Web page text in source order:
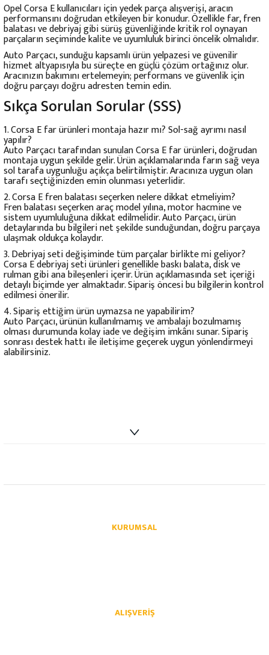
Opel Corsa E kullanıcıları için yedek parça alışverişi, aracın
performansını doğrudan etkileyen bir konudur. Özellikle far, fren
balatası ve debriyaj gibi sürüş güvenliğinde kritik rol oynayan
parçaların seçiminde kalite ve uyumluluk birinci öncelik olmalıdır.
Auto Parçacı, sunduğu kapsamlı ürün yelpazesi ve güvenilir
hizmet altyapısıyla bu süreçte en güçlü çözüm ortağınız olur.
Aracınızın bakımını ertelemeyin; performans ve güvenlik için
doğru parçayı doğru adresten temin edin.
Sıkça Sorulan Sorular (SSS)
1. Corsa E far ürünleri montaja hazır mı? Sol-sağ ayrımı nasıl
yapılır?
Auto Parçacı tarafından sunulan Corsa E far ürünleri, doğrudan
montaja uygun şekilde gelir. Ürün açıklamalarında farın sağ veya
sol tarafa uygunluğu açıkça belirtilmiştir. Aracınıza uygun olan
tarafı seçtiğinizden emin olunması yeterlidir.
2. Corsa E fren balatası seçerken nelere dikkat etmeliyim?
Fren balatası seçerken araç model yılına, motor hacmine ve
sistem uyumluluğuna dikkat edilmelidir. Auto Parçacı, ürün
detaylarında bu bilgileri net şekilde sunduğundan, doğru parçaya
ulaşmak oldukça kolaydır.
3. Debriyaj seti değişiminde tüm parçalar birlikte mi geliyor?
Corsa E debriyaj seti ürünleri genellikle baskı balata, disk ve
rulman gibi ana bileşenleri içerir. Ürün açıklamasında set içeriği
detaylı biçimde yer almaktadır. Sipariş öncesi bu bilgilerin kontrol
edilmesi önerilir.
4. Sipariş ettiğim ürün uymazsa ne yapabilirim?
Auto Parçacı, ürünün kullanılmamış ve ambalajı bozulmamış
olması durumunda kolay iade ve değişim imkânı sunar. Sipariş
sonrası destek hattı ile iletişime geçerek uygun yönlendirmeyi
alabilirsiniz.
KURUMSAL
ALIŞVERIŞ